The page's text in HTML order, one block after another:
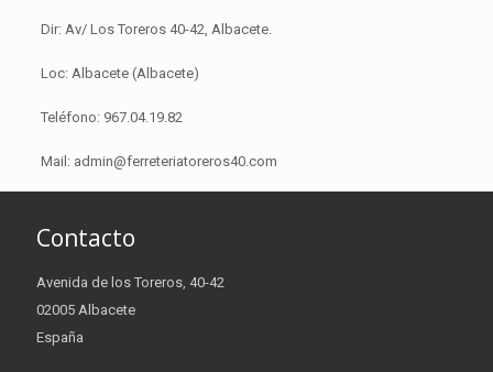
Dir: Av/ Los Toreros 40-42, Albacete.
Loc: Albacete (Albacete)
Teléfono: 967.04.19.82
Mail: admin@ferreteriatoreros40.com
Contacto
Avenida de los Toreros, 40-42
02005 Albacete
España